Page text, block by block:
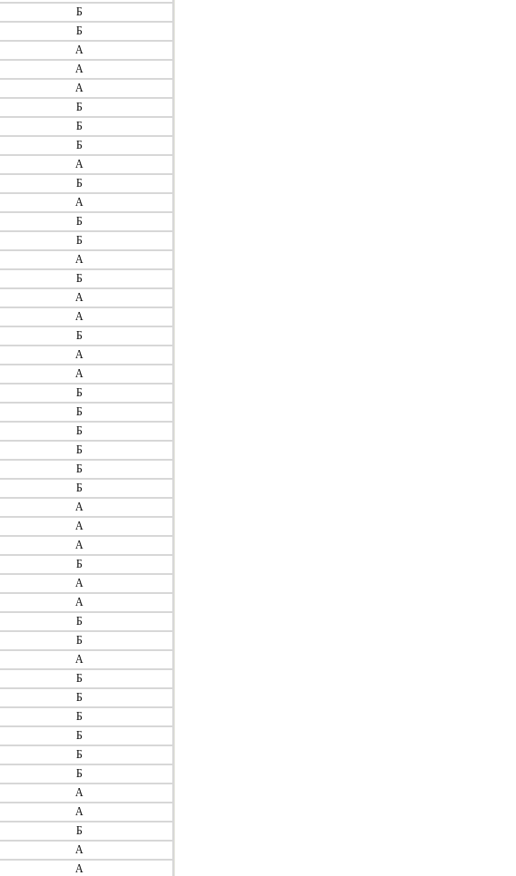
Б
Б
А
А
А
Б
Б
Б
А
Б
А
Б
Б
А
Б
А
А
Б
А
А
Б
Б
Б
Б
Б
Б
А
А
А
Б
А
А
Б
Б
А
Б
Б
Б
Б
Б
Б
А
А
Б
А
А